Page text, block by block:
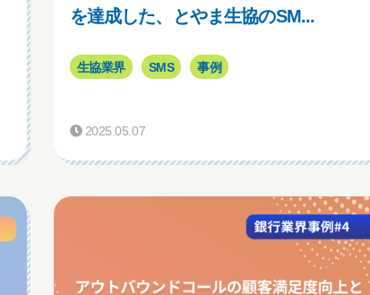
を達成した、とやま生協のSM...
生協業界 SMS 事例
2025.05.07